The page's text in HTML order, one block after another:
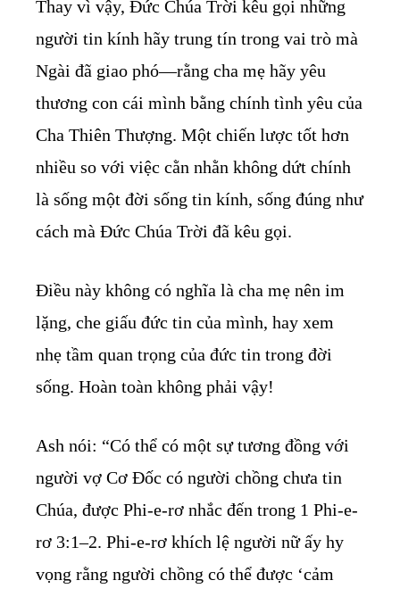
Thay vì vậy, Đức Chúa Trời kêu gọi những
người tin kính hãy trung tín trong vai trò mà
Ngài đã giao phó—rằng cha mẹ hãy yêu
thương con cái mình bằng chính tình yêu của
Cha Thiên Thượng. Một chiến lược tốt hơn
nhiều so với việc cằn nhằn không dứt chính
là sống một đời sống tin kính, sống đúng như
cách mà Đức Chúa Trời đã kêu gọi.
Điều này không có nghĩa là cha mẹ nên im
lặng, che giấu đức tin của mình, hay xem
nhẹ tầm quan trọng của đức tin trong đời
sống. Hoàn toàn không phải vậy!
Ash nói: “Có thể có một sự tương đồng với
người vợ Cơ Đốc có người chồng chưa tin
Chúa, được Phi-e-rơ nhắc đến trong 1 Phi-e-
rơ 3:1–2. Phi-e-rơ khích lệ người nữ ấy hy
vọng rằng người chồng có thể được ‘cảm